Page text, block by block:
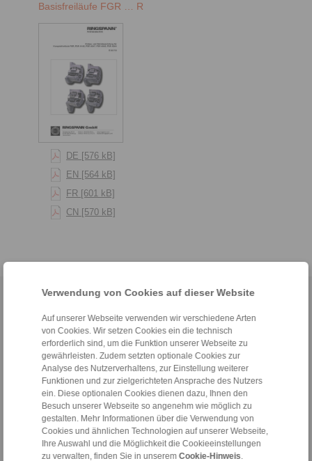
Verwendung von Cookies auf dieser Website
Auf unserer Webseite verwenden wir verschiedene Arten
von Cookies. Wir setzen Cookies ein die technisch
erforderlich sind, um die Funktion unserer Webseite zu
gewährleisten. Zudem setzten optionale Cookies zur
Analyse des Nutzerverhaltens, zur Einstellung weiterer
Funktionen und zur zielgerichteten Ansprache des Nutzers
ein. Diese optionalen Cookies dienen dazu, Ihnen den
Besuch unserer Webseite so angenehm wie möglich zu
gestalten. Mehr Informationen über die Verwendung von
Cookies und ähnlichen Technologien auf unserer Webseite,
Ihre Auswahl und die Möglichkeit die Cookieeinstellungen
zu verwalten, finden Sie in unserem Cookie-Hinweis
Basisfreiläufe FGR … R
DE [576 kB]
EN [564 kB]
FR [601 kB]
CN [570 kB]
Kontaktformular
Allgemeine Verkaufsbedingungen| Hinweisgeberplattform
Übersicht
Freiläufe
Bremsen